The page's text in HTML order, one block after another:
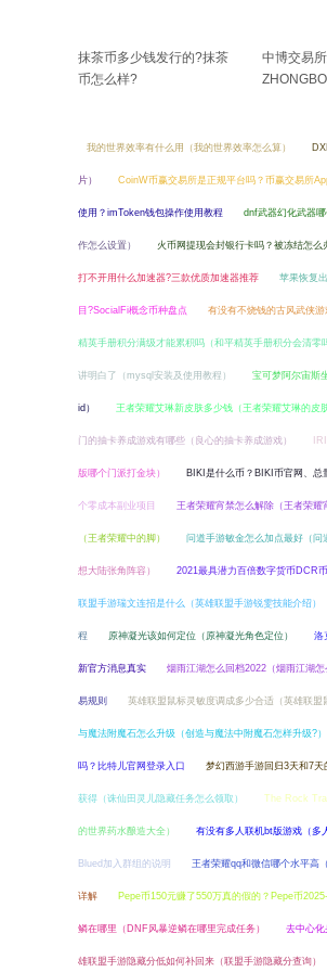
抹茶币多少钱发行的?抹茶
币怎么样?
中博交易
我的世界效率有什么用（我的世界效率怎么算）
片） CoinW币赢交易所是正规平台吗？币赢交易所
使用？imToken钱包操作使用教程 dnf武器幻化武器
作怎么设置） 火币网提现会封银行卡吗？被冻结怎么
打不开用什么加速器?三款优质加速器推荐 苹果恢复
目?SocialFi概念币种盘点 有没有不烧钱的古风武侠游
精英手册积分满级才能累积吗（和平精英手册积分会清零
讲明白了（mysql安装及使用教程） 宝可梦阿尔宙斯
id） 王者荣耀艾琳新皮肤多少钱（王者荣耀艾琳的皮
门的抽卡养成游戏有哪些（良心的抽卡养成游戏）
版哪个门派打金块） BIKI是什么币？BIKI币官网、总
个零成本副业项目 王者荣耀宵禁怎么解除（王者荣耀
（王者荣耀中的脚） 问道手游敏金怎么加点最好（问
想大陆张角阵容） 2021最具潜力百倍数字货币DCR
联盟手游瑞文连招是什么（英雄联盟手游锐雯技能介绍）
程 原神凝光该如何定位（原神凝光角色定位） 洛
新官方消息真实 烟雨江湖怎么回档2022（烟雨江湖怎
易规则 英雄联盟鼠标灵敏度调成多少合适（英雄联盟
与魔法附魔石怎么升级（创造与魔法中附魔石怎样升级?）
吗？比特儿官网登录入口 梦幻西游手游回归3天和7天
获得（诛仙田灵儿隐藏任务怎么领取） The Rock
的世界药水酿造大全） 有没有多人联机bt版游戏（多
Blued加入群组的说明 王者荣耀qq和微信哪个水平高
详解 Pepe币150元赚了550万真的假的？Pepe币
鳞在哪里（DNF风暴逆鳞在哪里完成任务） 去中心
雄联盟手游隐藏分低如何补回来（联盟手游隐藏分查询）